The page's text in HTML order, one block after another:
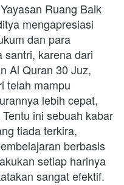
Ruang Baik
mengapresiasi
dan para
santri, karena dari
Al Quran 30 Juz,
telah mampu
lebih cepat,
ini sebuah kabar
tiada terkira,
berbasis
setiap harinya
sangat efektif.